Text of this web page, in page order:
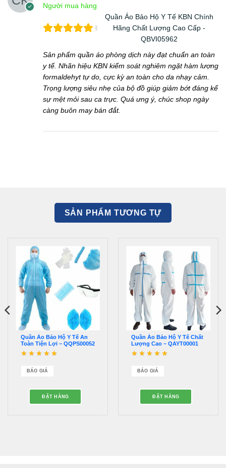
Người mua hàng
Quần Áo Bảo Hộ Y Tế KBN Chính
Hãng Chất Lượng Cao Cấp -
QBVI05962
Sản phẩm quần áo phòng dịch này đạt chuẩn an toàn
y tế. Nhãn hiệu KBN kiểm soát nghiêm ngặt hàm lượng
formaldehyt tự do, cực kỳ an toàn cho da nhạy cảm.
Trọng lượng siêu nhẹ của bộ đồ giúp giảm bớt đáng kể
sự mệt mỏi sau ca trực. Quá ưng ý, chúc shop ngày
càng buôn may bán đắt.
SẢN PHẨM TƯƠNG TỰ
Quần Áo Bảo Hộ Y Tế An
Toàn Tiện Lợi – QQPS00052
saoBÁO GIÁ
ĐẶT HÀNG
Quần Áo Bảo Hộ Y Tế Chất
Lượng Cao – QAYT00001
saoBÁO GIÁ
ĐẶT HÀNG